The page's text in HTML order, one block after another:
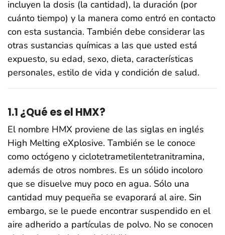
incluyen la dosis (la cantidad), la duración (por
cuánto tiempo) y la manera como entró en contacto
con esta sustancia. También debe considerar las
otras sustancias químicas a las que usted está
expuesto, su edad, sexo, dieta, características
personales, estilo de vida y condición de salud.
1.1 ¿Qué es el HMX?
El nombre HMX proviene de las siglas en inglés
High Melting eXplosive. También se le conoce
como octógeno y ciclotetrametilentetranitramina,
además de otros nombres. Es un sólido incoloro
que se disuelve muy poco en agua. Sólo una
cantidad muy pequeña se evaporará al aire. Sin
embargo, se le puede encontrar suspendido en el
aire adherido a partículas de polvo. No se conocen